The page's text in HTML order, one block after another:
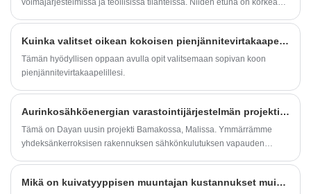
sähkölaitteille.
Kuinka valitset oikean kokoisen pienjännitevirtakaapelin?
Tämän hyödyllisen oppaan avulla opit valitsemaan sopivan koon
pienjännitevirtakaapelillesi.
Aurinkosähköenergian varastointijärjestelmän projektitoimituskoulutus
Tämä on Dayan uusin projekti Bamakossa, Malissa. Ymmärrämme
yhdeksänkerroksisen rakennuksen sähkönkulutuksen vapauden
tämän rakennuksen sähkön. Käytämme 3 viikkoa sähköjärjestelmänMikä on kuivatyyppisen muuntajan kustannukset muihin tyyppeihin verrattuna?